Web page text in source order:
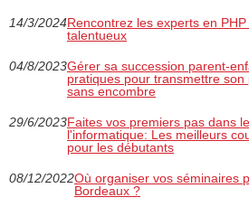
14/3/2024Rencontrez les experts en
talentueux
04/8/2023Gérer sa succession parent-
pratiques pour transmettre son
sans encombre
29/6/2023Faites vos premiers pas dans
l'informatique: Les meilleurs
pour les débutants
08/12/2022Où organiser vos séminaires
Bordeaux ?